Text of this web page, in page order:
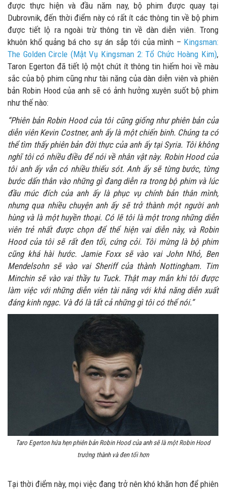
được thực hiện và đầu năm nay, bộ phim được quay tại
Dubrovnik, đến thời điểm này có rất ít các thông tin về bộ phim
được tiết lộ ra ngoài trừ thông tin về dàn diễn viên. Trong
khuôn khổ quảng bá cho sự án sắp tới của mình – Kingsman:
The Golden Circle (Mật Vụ Kingsman 2: Tổ Chức Hoàng Kim),
Taron Egerton đã tiết lộ một chút ít thông tin hiếm hoi về màu
sắc của bộ phim cũng như tài năng của dàn diễn viên và phiên
bản Robin Hood của anh sẽ có ảnh hưởng xuyên suốt bộ phim
như thế nào:
“Phiên bản Robin Hood của tôi cũng giống như phiên bản của
diễn viên Kevin Costner, anh ấy là một chiến binh. Chúng ta có
thể tìm thấy phiên bản đời thực của anh ấy tại Syria. Tôi không
nghĩ tôi có nhiều điều để nói về nhân vật này. Robin Hood của
tôi anh ấy vẫn có nhiều thiếu sót. Anh ấy sẽ từng bước, từng
bước dấn thân vào những gì đang diễn ra trong bộ phim và lúc
đầu múc đích của anh ấy là phục vụ chính bản thân mình,
nhưng qua nhiều chuyện anh ấy sẽ trở thành một người anh
hùng và là một huyền thoại. Có lẽ tôi là một trong những diễn
viên trẻ nhất được chọn để thể hiện vai diễn này, và Robin
Hood của tôi sẽ rất đen tối, cứng cỏi. Tôi mừng là bộ phim
cũng khá hài hước. Jamie Foxx sẽ vào vai John Nhỏ, Ben
Mendelsohn sẽ vào vai Sheriff của thành Nottingham. Tim
Minchin sẽ vào vai thầy tu Tuck. Thật may mắn khi tôi được
làm việc với những diễn viên tài năng với khả năng diễn xuất
đáng kinh ngạc. Và đó là tất cả những gì tôi có thể nói.”
Taro Egerton hứa hẹn phiên bản Robin Hood của anh sẽ là một Robin Hood
trưởng thành và đen tối hơn
Tại thời điểm này, mọi việc đang trở nên khó khăn hơn để phiên